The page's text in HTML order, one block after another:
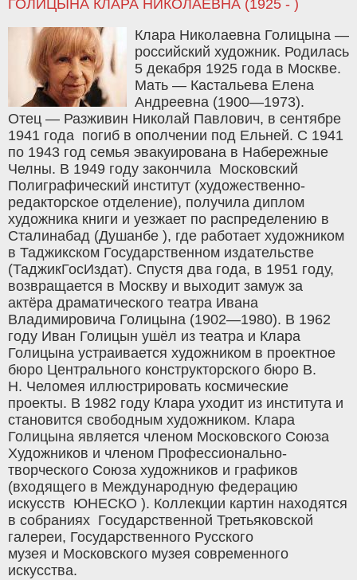
ГОЛИЦЫНА КЛАРА НИКОЛАЕВНА (1925 - )
Клара Николаевна Голицына —
российский художник. Родилась
5 декабря 1925 года в Москве.
Мать — Кастальева Елена
Андреевна (1900—1973).
Отец — Разживин Николай Павлович, в сентябре
1941 года погиб в ополчении под Ельней. С 1941
по 1943 год семья эвакуирована в Набережные
Челны. В 1949 году закончила Московский
Полиграфический институт (художественно-
редакторское отделение), получила диплом
художника книги и уезжает по распределению в
Сталинабад (Душанбе ), где работает художником
в Таджикском Государственном издательстве
(ТаджикГосИздат). Спустя два года, в 1951 году,
возвращается в Москву и выходит замуж за
актёра драматического театра Ивана
Владимировича Голицына (1902—1980). В 1962
году Иван Голицын ушёл из театра и Клара
Голицына устраивается художником в проектное
бюро Центрального конструкторского бюро В.
Н. Челомея иллюстрировать космические
проекты. В 1982 году Клара уходит из института и
становится свободным художником. Клара
Голицына является членом Московского Союза
Художников и членом Профессионально-
творческого Союза художников и графиков
(входящего в Международную федерацию
искусств ЮНЕСКО ). Коллекции картин находятся
в собраниях Государственной Третьяковской
галереи, Государственного Русского
музея и Московского музея современного
искусства.